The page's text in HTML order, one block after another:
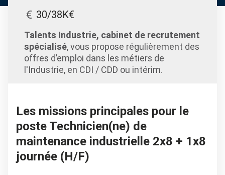
30/38K€
Talents Industrie, cabinet de recrutement
spécialisé, vous propose régulièrement des
offres d’emploi dans les métiers de
l'Industrie, en CDI / CDD ou intérim.
Les missions principales pour le
poste Technicien(ne) de
maintenance industrielle 2x8 + 1x8
journée (H/F)